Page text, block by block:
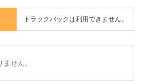
トラックバックは利用できません。
せん。